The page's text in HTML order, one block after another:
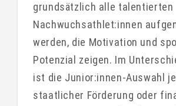
grundsätzlich alle talentierten
Nachwuchsathlet:innen
werden, die Motivation und
Potenzial zeigen. Im
ist die Junior:innen-Auswahl
staatlicher Förderung oder